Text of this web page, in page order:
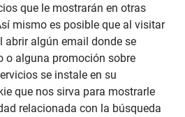
que le mostrarán en otras
mismo es posible que al visitar
abrir algún email donde se
o alguna promoción sobre
se instale en su
que nos sirva para mostrarle
relacionada con la búsqueda